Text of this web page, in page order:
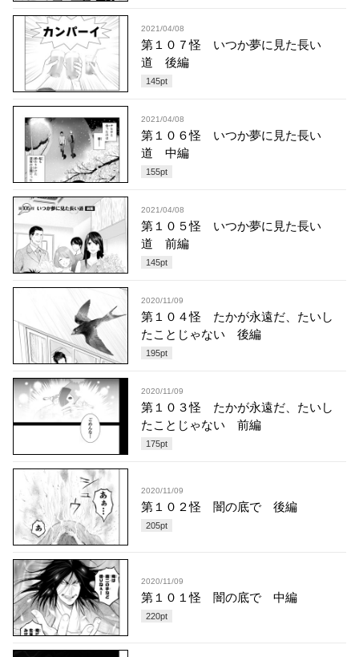
2021/04/08
第１０７怪 いつか夢に見た長い
道 後編
145pt
2021/04/08
第１０６怪 いつか夢に見た長い
道 中編
155pt
2021/04/08
第１０５怪 いつか夢に見た長い
道 前編
145pt
2020/11/09
第１０４怪 たかが永遠だ、たいし
たことじゃない 後編
195pt
2020/11/09
第１０３怪 たかが永遠だ、たいし
たことじゃない 前編
175pt
2020/11/09
第１０２怪 闇の底で 後編
205pt
2020/11/09
第１０１怪 闇の底で 中編
220pt